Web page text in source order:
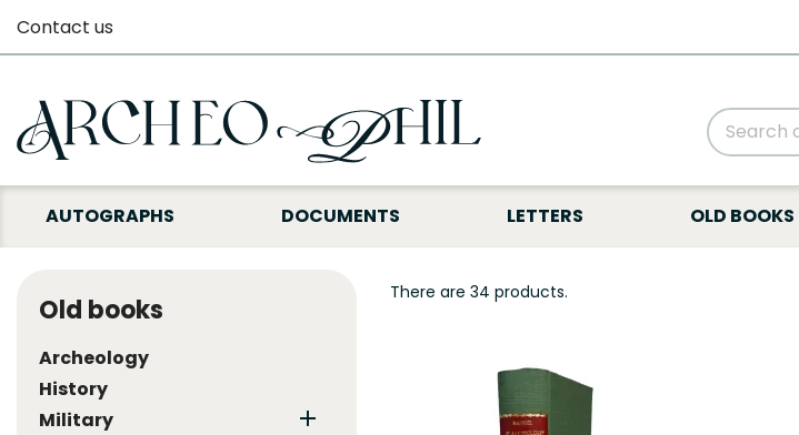
Contact us
AUTOGRAPHS DOCUMENTS LETTERS OLD BOOKS
Old books
Archeology
History
Military

There are 34 products.